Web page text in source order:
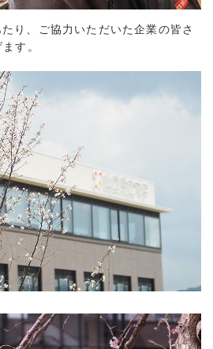
り、ご協力いただいた企業の皆さ
す。